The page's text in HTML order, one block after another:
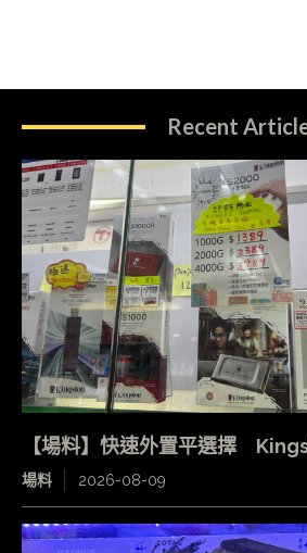
Recent
【場料】快速外置平選擇
場料 2026-08-09